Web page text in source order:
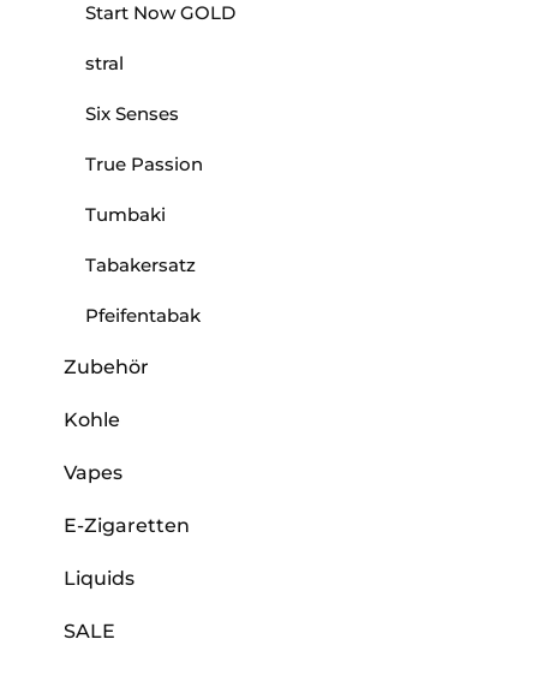
Start Now GOLD
stral
Six Senses
True Passion
Tumbaki
Tabakersatz
Pfeifentabak
Zubehör
Kohle
Vapes
E-Zigaretten
Liquids
SALE